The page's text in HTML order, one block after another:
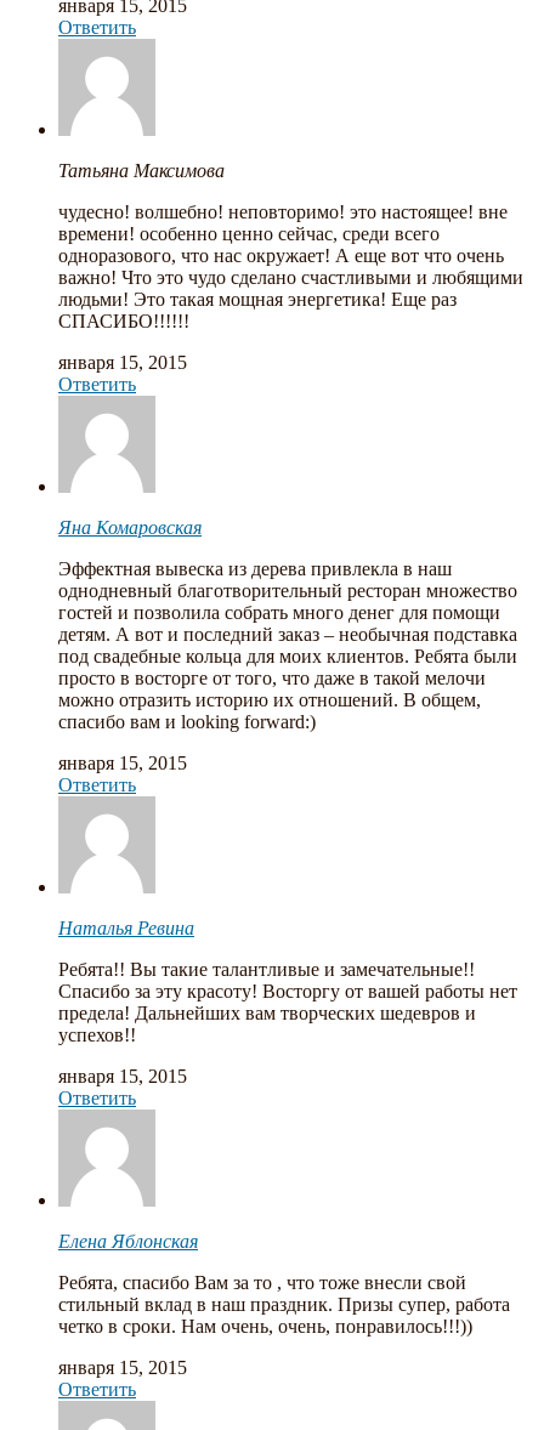
января 15, 2015
Ответить
Татьяна Максимова
чудесно! волшебно! неповторимо! это настоящее! вне
времени! особенно ценно сейчас, среди всего
одноразового, что нас окружает! А еще вот что очень
важно! Что это чудо сделано счастливыми и любящими
людьми! Это такая мощная энергетика! Еще раз
СПАСИБО!!!!!!
января 15, 2015
Ответить
Яна Комаровская
Эффектная вывеска из дерева привлекла в наш
однодневный благотворительный ресторан множество
гостей и позволила собрать много денег для помощи
детям. А вот и последний заказ – необычная подставка
под свадебные кольца для моих клиентов. Ребята были
просто в восторге от того, что даже в такой мелочи
можно отразить историю их отношений. В общем,
спасибо вам и looking forward:)
января 15, 2015
Ответить
Наталья Ревина
Ребята!! Вы такие талантливые и замечательные!!
Спасибо за эту красоту! Восторгу от вашей работы нет
предела! Дальнейших вам творческих шедевров и
успехов!!
января 15, 2015
Ответить
Елена Яблонская
Ребята, спасибо Вам за то , что тоже внесли свой
стильный вклад в наш праздник. Призы супер, работа
четко в сроки. Нам очень, очень, понравилось!!!))
января 15, 2015
Ответить